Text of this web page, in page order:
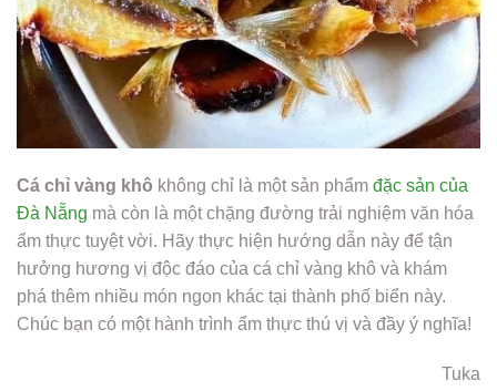
Cá chỉ vàng khô không chỉ là một sản phẩm đặc sản của
Đà Nẵng mà còn là một chặng đường trải nghiệm văn hóa
ẩm thực tuyệt vời. Hãy thực hiện hướng dẫn này để tận
hưởng hương vị độc đáo của cá chỉ vàng khô và khám
phá thêm nhiều món ngon khác tại thành phố biển này.
Chúc bạn có một hành trình ẩm thực thú vị và đầy ý nghĩa!
Tuka